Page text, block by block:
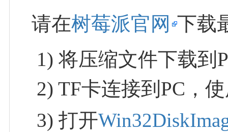
请在树莓派官网 下载
1) 将压缩文件下载到
2) TF卡连接到PC，
3) 打开